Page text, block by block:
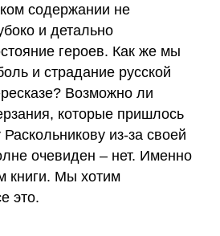
содержании не
и детально
героев. Как же мы
и страдание русской
Возможно ли
которые пришлось
из-за своей
очевиден – нет. Именно
книги. Мы хотим
это.